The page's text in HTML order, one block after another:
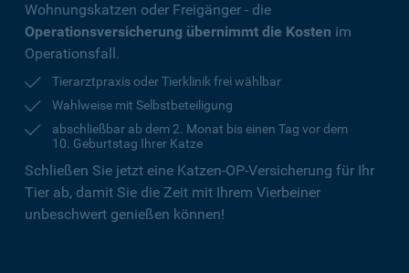
Wohnungskatzen oder Freigänger - die
Operationsversicherung übernimmt die Kosten im
Operationsfall.
Tierarztpraxis oder Tierklinik frei wählbar
Wahlweise mit Selbstbeteiligung
abschließbar ab dem 2. Monat bis einen Tag vor dem
10. Geburtstag Ihrer Katze
Schließen Sie jetzt eine Katzen-OP-Versicherung für Ihr
Tier ab, damit Sie die Zeit mit Ihrem Vierbeiner
unbeschwert genießen können!